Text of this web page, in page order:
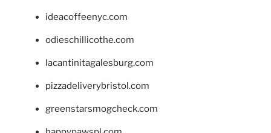
ideacoffeenyc.com
odieschillicothe.com
lacantinitagalesburg.com
pizzadeliverybristol.com
greenstarsmogcheck.com